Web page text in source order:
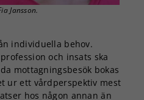
Jansson.
individuella behov.
och insats ska
mottagningsbesök bokas
ur ett vårdperspektiv mest
hos någon annan än